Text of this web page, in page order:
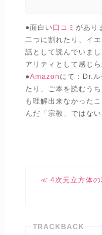
●面白い口コミ があり
二つに割れたり、イ
話として読んでいま
アリティとして感じ
●Amazon にて：Dr.
たり、ご本を読むう
も理解出来なかった
んだ「宗教」ではな
4次元立方体
TRACKBACK